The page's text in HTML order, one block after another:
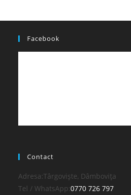
Facebook
Contact
Adresa:Târgoviște, Dâmbovița
Tel / WhatsApp:0770 726 797Opens